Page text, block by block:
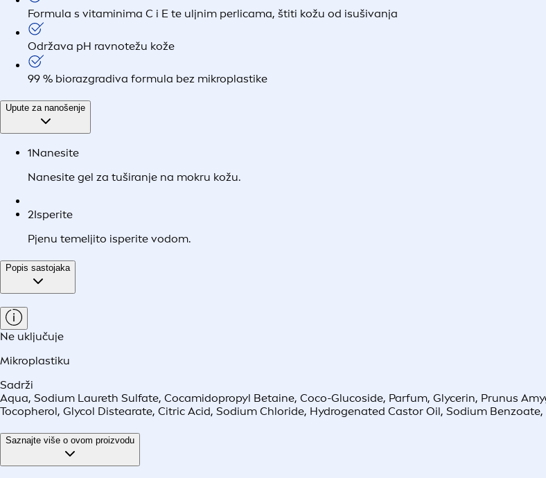
Formula s vitaminima C i E te uljnim perlicama, štiti kožu od isušivanja
Održava pH ravnotežu kože
99 % biorazgradiva formula bez mikroplastike
Upute za nanošenje
1Nanesite
Nanesite gel za tuširanje na mokru kožu.
2Isperite
Pjenu temeljito isperite vodom.
Popis sastojaka
Ne uključuje
Mikroplastiku
Sadrži
Aqua, Sodium Laureth Sulfate, Cocamidopropyl Betaine, Coco-Glucoside, Parfum, Glycerin, Prunus
Tocopherol, Glycol Distearate, Citric Acid, Sodium Chloride, Hydrogenated Castor Oil, Sodium
Saznajte više o ovom proizvodu